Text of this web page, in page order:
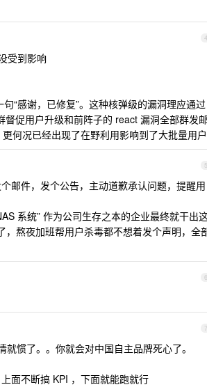
4
受到影响
“感谢，已修复”。这种核弹级的漏洞理应通过
促用户升级和前阵子的 react 漏洞全部群发
何况已经出现了在野利用影响到了大批量用户
5
邮件，发个公告，主动道歉承认问题，提醒用
系统” 作为公司生存之本的企业最终就干出
熬夜加班帮用户杀毒都不想着发个声明，全
6
7
惯了。。你就会对中国自主品牌死心了。
面不断搞 KPI ，下面就能跑就行